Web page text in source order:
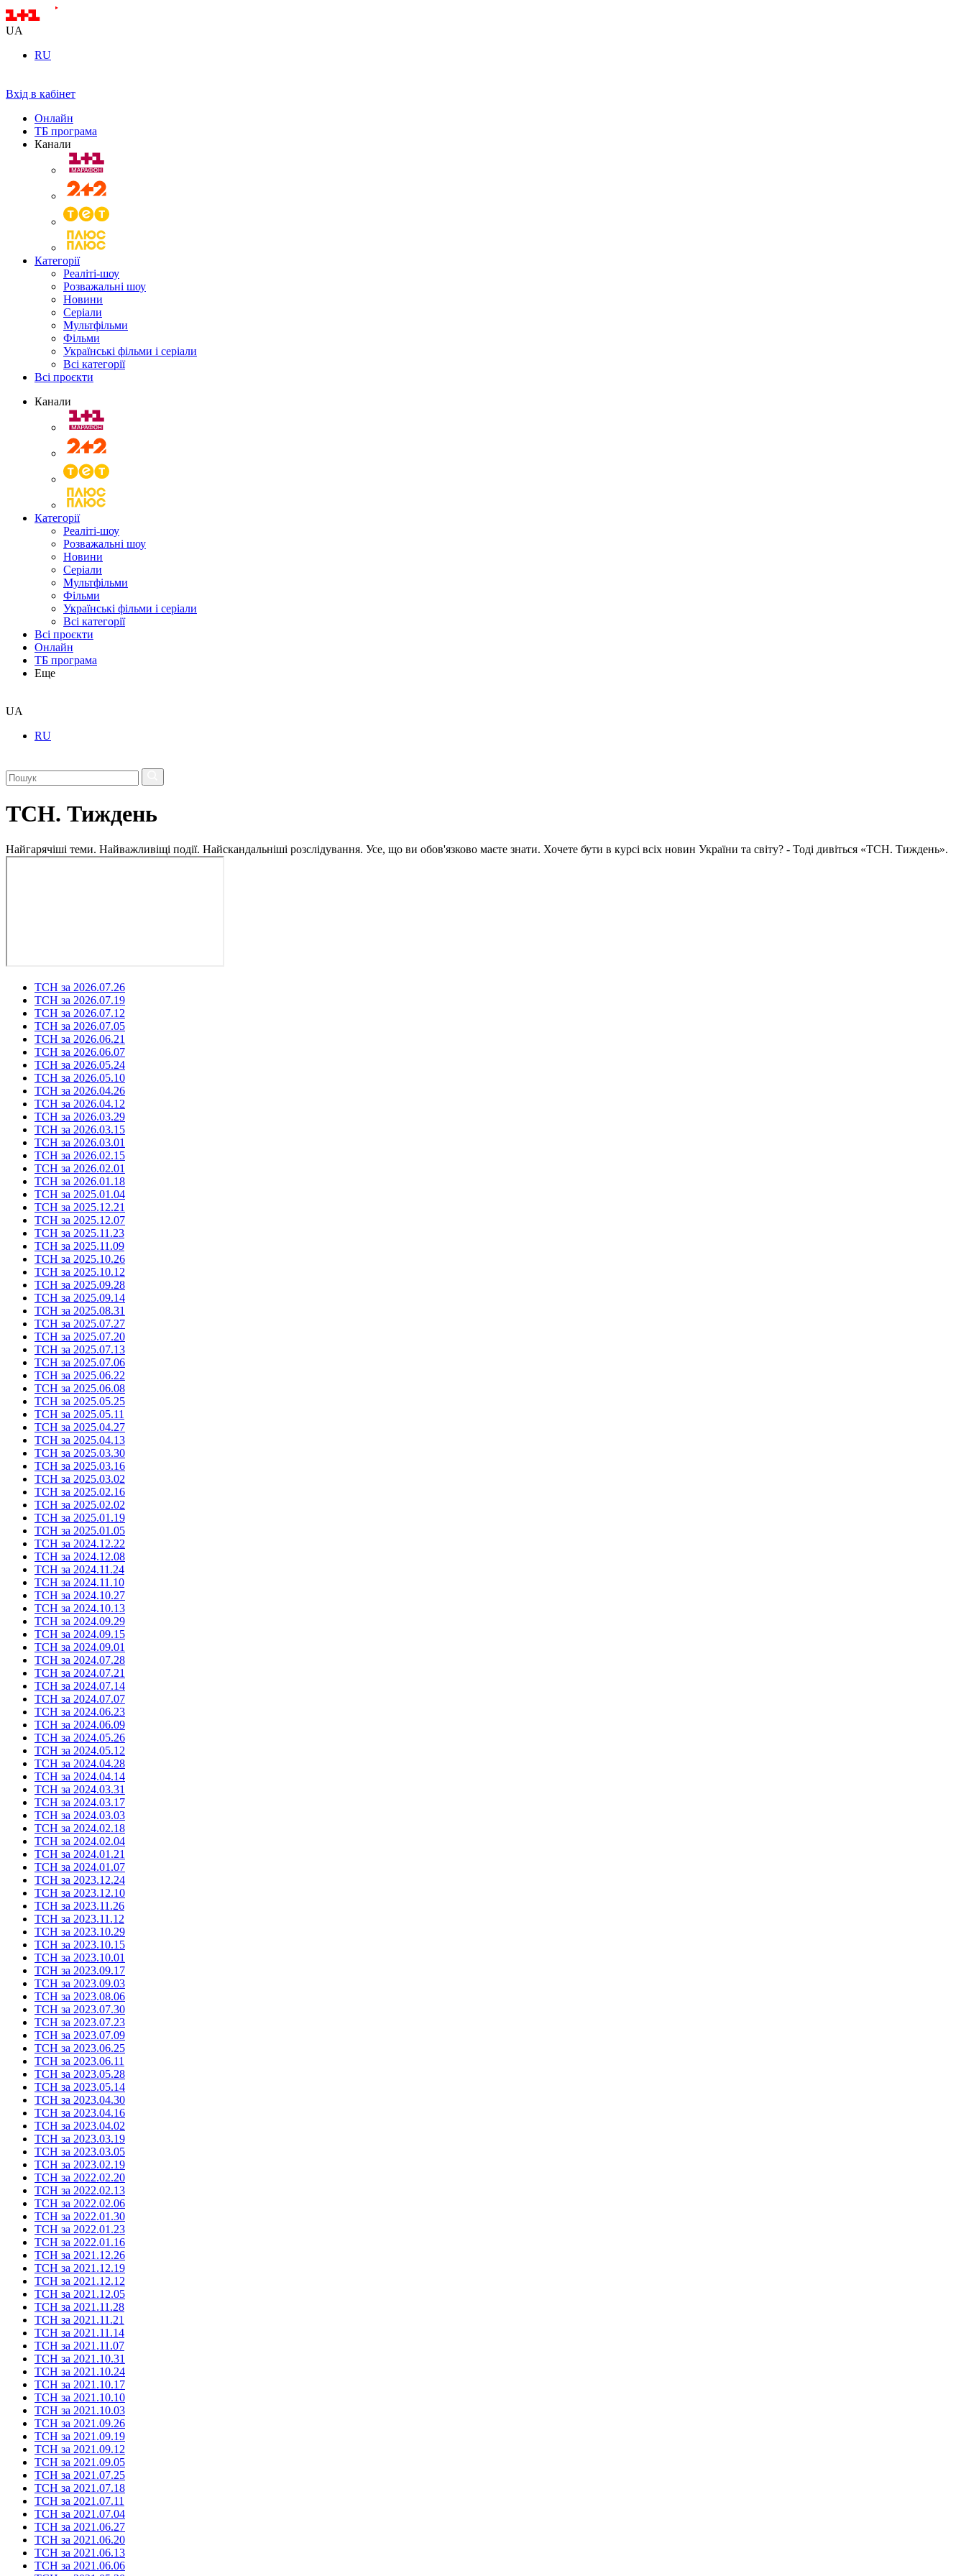
UA
RU
Вхід в кабінет
Онлайн
ТБ програма
Канали
Категорії
Реаліті-шоу
Розважальні шоу
Новини
Серіали
Мультфільми
Фільми
Українські фільми і серіали
Всі категорії
Всі проєкти
Канали
Категорії
Реаліті-шоу
Розважальні шоу
Новини
Серіали
Мультфільми
Фільми
Українські фільми і серіали
Всі категорії
Всі проєкти
Онлайн
ТБ програма
Еще
UA
RU
ТСН. Тиждень
Найгарячіші теми. Найважливіщі події. Найскандальніші розслідування. Усе, що ви обов'язково маєте знати. Хочете бути в курсі всіх новин України та світу? - Тоді дивіться «ТСН. Тиждень».
ТСН за 2026.07.26
ТСН за 2026.07.19
ТСН за 2026.07.12
ТСН за 2026.07.05
ТСН за 2026.06.21
ТСН за 2026.06.07
ТСН за 2026.05.24
ТСН за 2026.05.10
ТСН за 2026.04.26
ТСН за 2026.04.12
ТСН за 2026.03.29
ТСН за 2026.03.15
ТСН за 2026.03.01
ТСН за 2026.02.15
ТСН за 2026.02.01
ТСН за 2026.01.18
ТСН за 2025.01.04
ТСН за 2025.12.21
ТСН за 2025.12.07
ТСН за 2025.11.23
ТСН за 2025.11.09
ТСН за 2025.10.26
ТСН за 2025.10.12
ТСН за 2025.09.28
ТСН за 2025.09.14
ТСН за 2025.08.31
ТСН за 2025.07.27
ТСН за 2025.07.20
ТСН за 2025.07.13
ТСН за 2025.07.06
ТСН за 2025.06.22
ТСН за 2025.06.08
ТСН за 2025.05.25
ТСН за 2025.05.11
ТСН за 2025.04.27
ТСН за 2025.04.13
ТСН за 2025.03.30
ТСН за 2025.03.16
ТСН за 2025.03.02
ТСН за 2025.02.16
ТСН за 2025.02.02
ТСН за 2025.01.19
ТСН за 2025.01.05
ТСН за 2024.12.22
ТСН за 2024.12.08
ТСН за 2024.11.24
ТСН за 2024.11.10
ТСН за 2024.10.27
ТСН за 2024.10.13
ТСН за 2024.09.29
ТСН за 2024.09.15
ТСН за 2024.09.01
ТСН за 2024.07.28
ТСН за 2024.07.21
ТСН за 2024.07.14
ТСН за 2024.07.07
ТСН за 2024.06.23
ТСН за 2024.06.09
ТСН за 2024.05.26
ТСН за 2024.05.12
ТСН за 2024.04.28
ТСН за 2024.04.14
ТСН за 2024.03.31
ТСН за 2024.03.17
ТСН за 2024.03.03
ТСН за 2024.02.18
ТСН за 2024.02.04
ТСН за 2024.01.21
ТСН за 2024.01.07
ТСН за 2023.12.24
ТСН за 2023.12.10
ТСН за 2023.11.26
ТСН за 2023.11.12
ТСН за 2023.10.29
ТСН за 2023.10.15
ТСН за 2023.10.01
ТСН за 2023.09.17
ТСН за 2023.09.03
ТСН за 2023.08.06
ТСН за 2023.07.30
ТСН за 2023.07.23
ТСН за 2023.07.09
ТСН за 2023.06.25
ТСН за 2023.06.11
ТСН за 2023.05.28
ТСН за 2023.05.14
ТСН за 2023.04.30
ТСН за 2023.04.16
ТСН за 2023.04.02
ТСН за 2023.03.19
ТСН за 2023.03.05
ТСН за 2023.02.19
ТСН за 2022.02.20
ТСН за 2022.02.13
ТСН за 2022.02.06
ТСН за 2022.01.30
ТСН за 2022.01.23
ТСН за 2022.01.16
ТСН за 2021.12.26
ТСН за 2021.12.19
ТСН за 2021.12.12
ТСН за 2021.12.05
ТСН за 2021.11.28
ТСН за 2021.11.21
ТСН за 2021.11.14
ТСН за 2021.11.07
ТСН за 2021.10.31
ТСН за 2021.10.24
ТСН за 2021.10.17
ТСН за 2021.10.10
ТСН за 2021.10.03
ТСН за 2021.09.26
ТСН за 2021.09.19
ТСН за 2021.09.12
ТСН за 2021.09.05
ТСН за 2021.07.25
ТСН за 2021.07.18
ТСН за 2021.07.11
ТСН за 2021.07.04
ТСН за 2021.06.27
ТСН за 2021.06.20
ТСН за 2021.06.13
ТСН за 2021.06.06